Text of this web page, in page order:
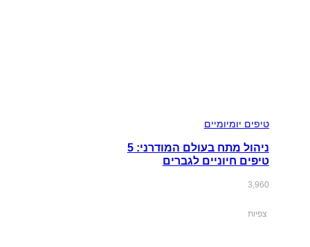
טיפים יומיומיים
ניהול מתח בעולם המודרני: 5
טיפים חיוניים לגברים
3,960
צפיות